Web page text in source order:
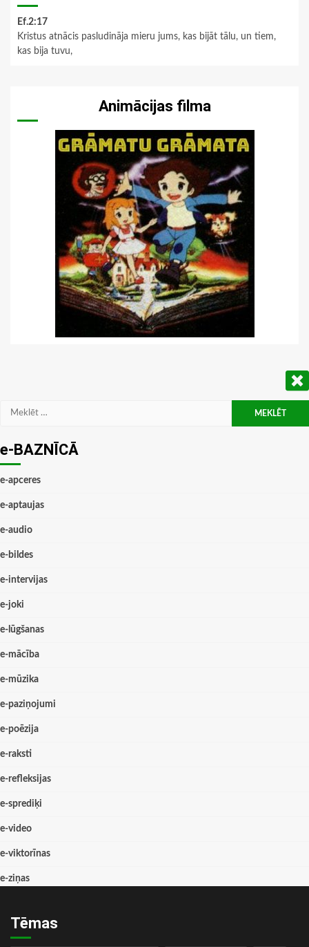
Ef.2:17
Kristus atnācis pasludināja mieru jums, kas bijāt tālu, un tiem,
kas bija tuvu,
Animācijas filma
Meklēt:
e-BAZNĪCĀ
e-apceres
e-aptaujas
e-audio
e-bildes
e-intervijas
e-joki
e-lūgšanas
e-mācība
e-mūzika
e-paziņojumi
e-poēzija
e-raksti
e-refleksijas
e-sprediķi
e-video
e-viktorīnas
e-ziņas
Tēmas